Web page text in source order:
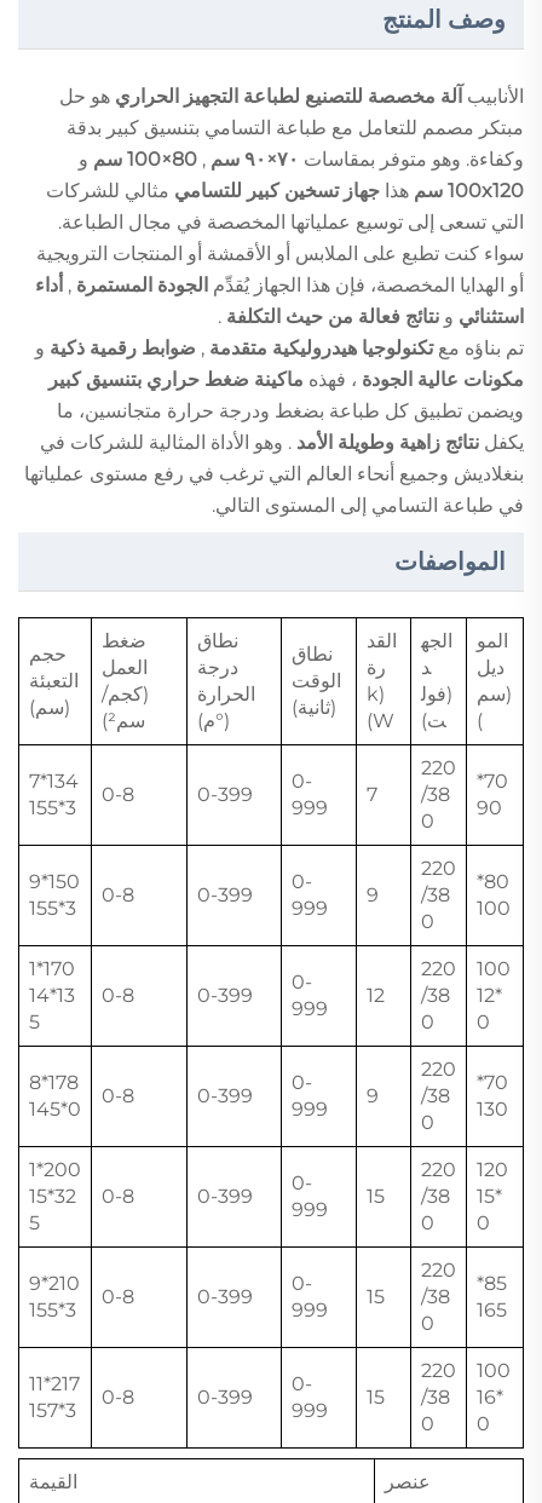
وصف المنتج
الأنابيب آلة مخصصة للتصنيع لطباعة التجهيز الحراري هو حل
مبتكر مصمم للتعامل مع طباعة التسامي بتنسيق كبير بدقة
وكفاءة. وهو متوفر بمقاسات ٧٠×٩٠ سم , 80×100 سم
و
100x120 سم
هذا جهاز تسخين كبير للتسامي مثالي للشركات
التي تسعى إلى توسيع عملياتها المخصصة في مجال الطباعة.
سواء كنت تطبع على الملابس أو الأقمشة أو المنتجات الترويجية
أو الهدايا المخصصة، فإن هذا الجهاز يُقدِّم الجودة المستمرة , أداء
استثنائي و نتائج فعالة من حيث التكلفة .
تم بناؤه معتكنولوجيا هيدروليكية متقدمة , ضوابط رقمية ذكية و
مكونات عالية الجودة ، فهذه ماكينة ضغط حراري بتنسيق كبير
ويضمن تطبيق كل طباعة بضغط ودرجة حرارة متجانسين، ما
يكفل نتائج زاهية وطويلة الأمد . وهو الأداة المثالية للشركات في
بنغلاديش وجميع أنحاء العالم التي ترغب في رفع مستوى عملياتها
في طباعة التسامي إلى المستوى التالي.
المواصفات
المو
ديل
(سم
)
الجه
د
(فول
ت)
القد
رة
(k
W)
نطاق
الوقت
(ثانية)
نطاق
درجة
الحرارة
(°م)
ضغط
العمل
(كجم/
سم²)
حجم
التعبئة
(سم)
70*
90
220
/38
0
7
0-
999
0-399
0-8
134*7
3*155
80*
100
220
/38
0
9
0-
999
0-399
0-8
150*9
3*155
100
*12
0
220
/38
0
12
0-
999
0-399
0-8
170*1
13*14
5
70*
130
220
/38
0
9
0-
999
0-399
0-8
178*8
0*145
120
*15
0
220
/38
0
15
0-
999
0-399
0-8
200*1
32*15
5
85*
165
220
/38
0
15
0-
999
0-399
0-8
210*9
3*155
100
*16
0
220
/38
0
15
0-
999
0-399
0-8
217*11
3*157
عنصر القيمة